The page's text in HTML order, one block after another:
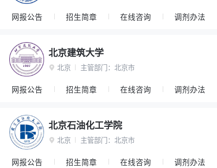
网报公告 招生简章 在线咨询 调剂办法
北京建筑大学
 北京 主管部门： 北京市
网报公告 招生简章 在线咨询 调剂办法
北京石油化工学院
 北京 主管部门： 北京市
网报公告 招生简章 在线咨询 调剂办法